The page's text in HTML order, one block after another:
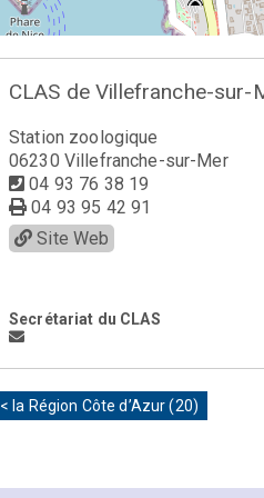
CLAS de Villefranche-sur-
Station zoologique
06230 Villefranche-sur-Mer
04 93 76 38 19
04 93 95 42 91
Site Web
Secrétariat du CLAS
< la Région Côte d’Azur (20)